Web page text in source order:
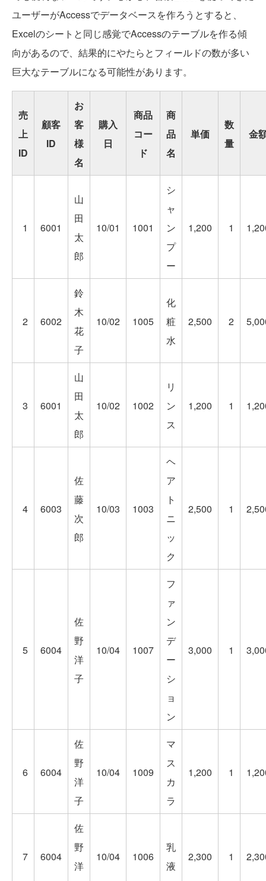
ユーザーがAccessでデータベースを作ろうとすると、
Excelのシートと同じ感覚でAccessのテーブルを作る傾
向があるので、結果的にやたらとフィールドの数が多い
巨大なテーブルになる可能性があります。
売
上
ID
顧客
ID
お
客
様
名
購入
日
商品
コー
ド
商
品
名
単価
数
量
金
1 6001
山
田
太
郎
10/01 1001
シ
ャ
ン
プ
ー
1,200 1
2 6002
鈴
木
花
子
10/02 1005
化
粧
水
2,500 2
3 6001
山
田
太
郎
10/02 1002
リ
ン
ス
1,200 1
4 6003
佐
藤
次
郎
10/03 1003
ヘ
ア
ト
ニ
ッ
ク
2,500 1
5 6004
佐
野
洋
子
10/04 1007
フ
ァ
ン
デ
ー
シ
ョ
ン
3,000 1
6 6004
佐
野
洋
子
10/04 1009
マ
ス
カ
ラ
1,200 1
7 6004
佐
野
洋
10/04 1006
乳
液
2,300 1